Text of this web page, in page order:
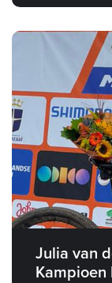
Julia van
Kampioen